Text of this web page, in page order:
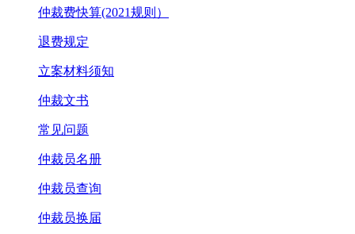
仲裁费快算(2021规则）
退费规定
立案材料须知
仲裁文书
常见问题
仲裁员名册
仲裁员查询
仲裁员换届